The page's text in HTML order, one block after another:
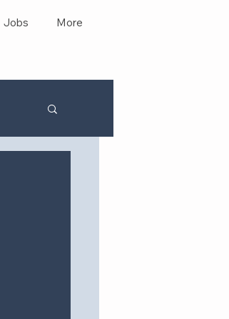
Jobs More